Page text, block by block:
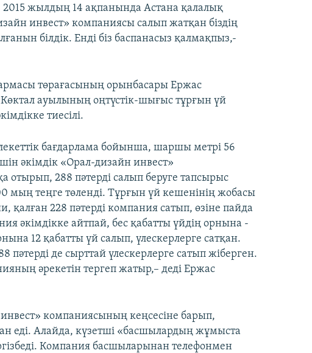
2015 жылдың 14 ақпанында Астана қалалық
инвест» компаниясы салып жатқан біздің
білдік. Енді біз баспанасыз қалмақпыз,-
төрағасының орынбасары Ержас
ауылының оңтүстік-шығыс тұрғын үй
тиесілі.
бағдарлама бойынша, шаршы метрі 56
әкімдік «Орал-дизайн инвест»
отырып, 288 пәтерді салып беруге тапсырыс
мың теңге төленді. Тұрғын үй кешенінің жобасы
қалған 228 пәтерді компания сатып, өзіне пайда
әкімдікке айтпай, бес қабатты үйдің орнына -
12 қабатты үй салып, үлескерлерге сатқан.
пәтерді де сырттай үлескерлерге сатып жіберген.
әрекетін тергеп жатыр,– деді Ержас
компаниясының кеңсесіне барып,
еді. Алайда, күзетші «басшылардың жұмыста
Компания басшыларынан телефонмен